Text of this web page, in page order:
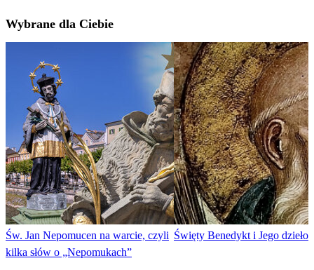
Wybrane dla Ciebie
Św. Jan Nepomucen na warcie, czyli
kilka słów o „Nepomukach”
Święty Benedykt i Jego dzieło